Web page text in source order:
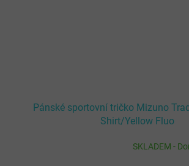
Pánské sportovní tričko Mizuno
Shirt/Yellow Fluo
SKLADEM -